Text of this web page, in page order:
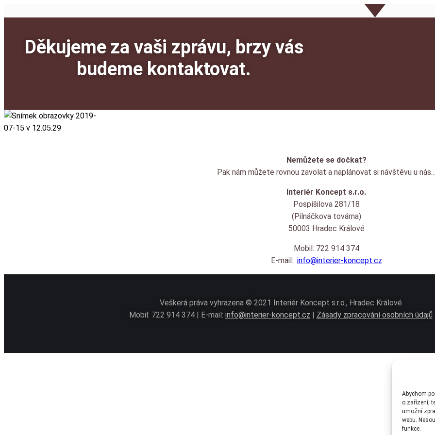
Abychom
o zařízení,
umožní
webu.
funkce.
Děkujeme za vaši zprávu, brzy vás
budeme kontaktovat.
Nemůžete se dočkat?
Pak nám můžete rovnou zavolat a naplánovat si návštěvu u
Interiér Koncept s.r.o.
Pospíšilova 281/18
(Pilnáčkova továrna)
50003 Hradec Králové
Mobil: 722 914 374
E-mail: info@interier-koncept.cz
Veškerá práva vyhrazena © 2021 Interiér Koncept s.r.o., Hradec Králové
Mobil: 722 914 374 | E-mail: info@interier-koncept.cz | Zásady zpracování osobních údajů